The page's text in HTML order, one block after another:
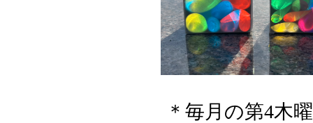
＊毎月の第4木